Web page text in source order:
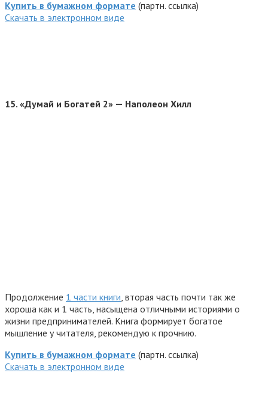
Купить в бумажном формате (партн. ссылка)
Cкачать в электронном виде
15. «Думай и Богатей 2» — Наполеон Хилл
Продолжение 1 части книги , вторая часть почти так же
хороша как и 1 часть, насыщена отличными историями о
жизни предпринимателей. Книга формирует богатое
мышление у читателя, рекомендую к прочнию.
Купить в бумажном формате (партн. ссылка)
Cкачать в электронном виде